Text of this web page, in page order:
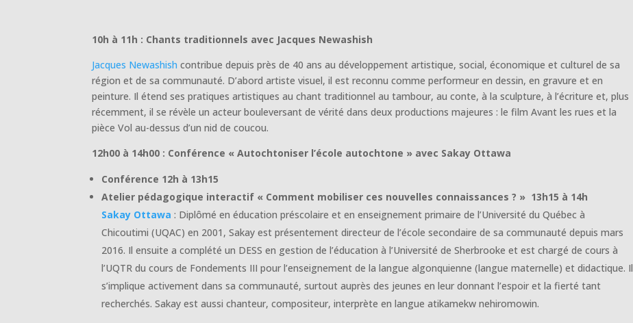
10h à 11h : Chants traditionnels avec Jacques Newashish
Jacques Newashishcontribue depuis près de 40 ans au développement artistique, social, économique et culturel de sa
région et de sa communauté. D’abord artiste visuel, il est reconnu comme performeur en dessin, en gravure et en
peinture. Il étend ses pratiques artistiques au chant traditionnel au tambour, au conte, à la sculpture, à l’écriture et, plus
récemment, il se révèle un acteur bouleversant de vérité dans deux productions majeures : le film Avant les rues et la
pièce Vol au-dessus d’un nid de coucou.
12h00 à 14h00 : Conférence « Autochtoniser l’école autochtone » avec Sakay Ottawa
Conférence 12h à 13h15
Atelier pédagogique interactif « Comment mobiliser ces nouvelles connaissances ? » 13h15 à 14h
Sakay Ottawa: Diplômé en éducation préscolaire et en enseignement primaire de l’Université du Québec à
Chicoutimi (UQAC) en 2001, Sakay est présentement directeur de l’école secondaire de sa communauté depuis mars
2016. Il ensuite a complété un DESS en gestion de l’éducation à l’Université de Sherbrooke et est chargé de cours à
l’UQTR du cours de Fondements III pour l’enseignement de la langue algonquienne (langue maternelle) et didactique. Il
s’implique activement dans sa communauté, surtout auprès des jeunes en leur donnant l’espoir et la fierté tant
recherchés. Sakay est aussi chanteur, compositeur, interprète en langue atikamekw nehiromowin.